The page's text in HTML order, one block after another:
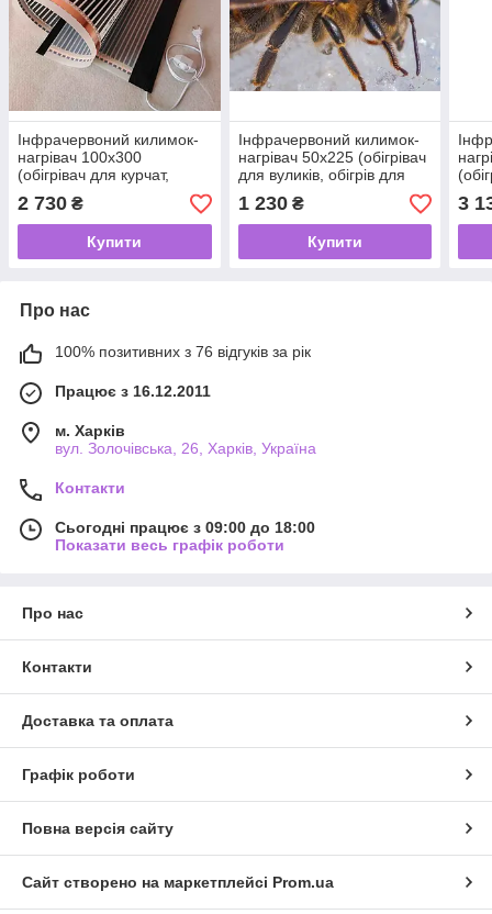
Інфрачервоний килимок-
нагрівач 100х300
(обігрівач для курчат,
нагрівач для поросят,
кроликів) 600 Вт
2 730 ₴
Купити
Інфрачервоний килимок-
нагрівач 50х225 (обігрівач
для вуликів, обігрів для
бджіл) 225 Вт
1 230₴
Купити
3
Про нас
100% позитивних з 76 відгуків за рік
Працює з 16.12.2011
м. Харків
вул. Золочівська, 26, Харків, Україна
Контакти
Сьогодні працює з 09:00 до 18:00
Показати весь графік роботи
Про нас
Контакти
Доставка та оплата
Графік роботи
Повна версія сайту
Сайт створено на маркетплейсі Prom.ua